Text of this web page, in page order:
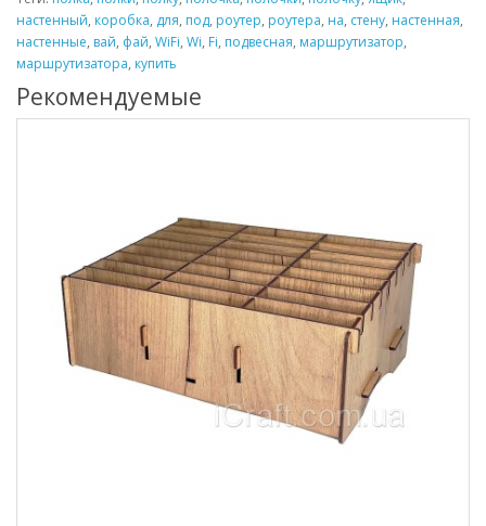
настенный, коробка, для, под, роутер, роутера, на, стену, настенная,
настенные, вай, фай, WiFi, Wi, Fi, подвесная, маршрутизатор,
маршрутизатора, купить
Рекомендуемые